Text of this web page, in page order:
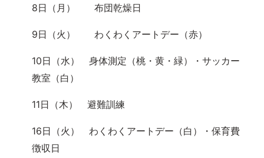
8日（月） 布団乾燥日
9日（火） わくわくアートデー（赤）
10日（水） 身体測定（桃・黄・緑）・サッカー
教室（白）
11日（木） 避難訓練
16日（火） わくわくアートデー（白）・保育費
徴収日